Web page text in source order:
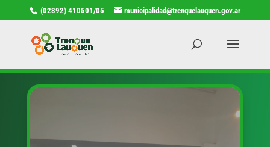
(02392) 410501/05 municipalidad@trenquelauquen.gov.ar